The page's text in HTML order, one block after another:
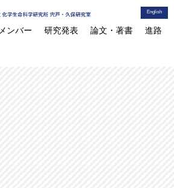
English
メンバー 研究発表 論文・著書 進路